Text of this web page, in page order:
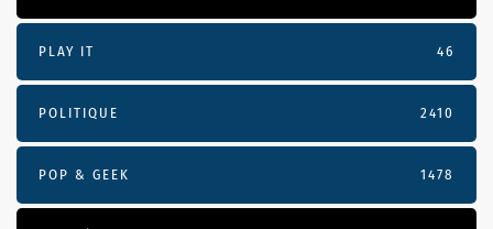
PLAY IT 46
POLITIQUE 2410
POP & GEEK 1478